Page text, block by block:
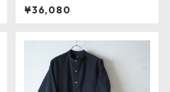
¥36,080